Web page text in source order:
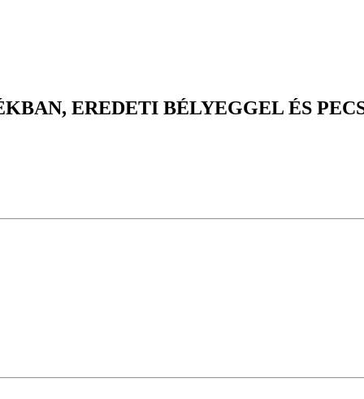
EREDETI BÉLYEGGEL ÉS